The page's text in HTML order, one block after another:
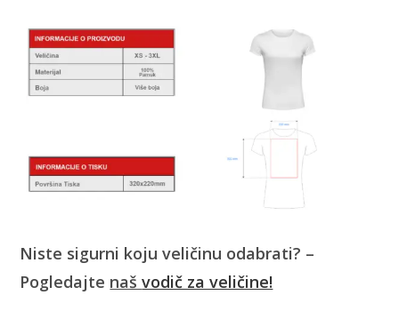
Niste sigurni koju veličinu odabrati? –
Pogledajte našvodič za veličine!